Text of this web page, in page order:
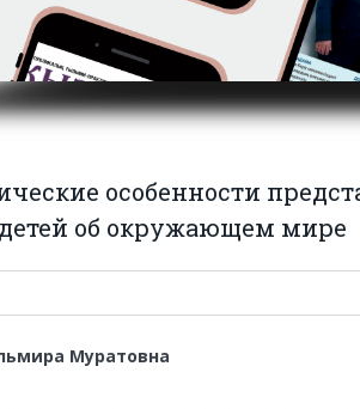
особенности
об окружающем мире
Муратовна